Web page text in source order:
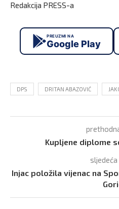
Redakcija PRESS-a
PREUZMI NA
Google Play
DPS DRITAN ABAZOVIĆ
Kupljene diplome
Injac položila vijenac na